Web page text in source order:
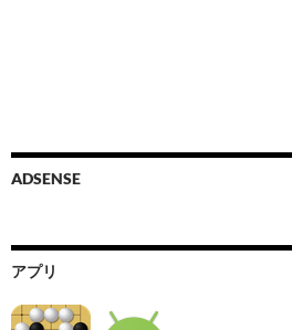
ADSENSE
アプリ